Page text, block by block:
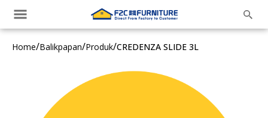
Home/Balikpapan/Produk/CREDENZA SLIDE 3L